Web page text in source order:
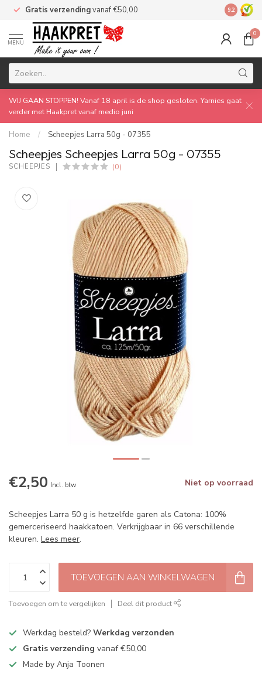
Gratis verzendingvanaf €50,00 Made by
9.2
MENU
0
WIJ GAAN STOPPEN! Vanaf 18 april is de shop gesloten. Yarnies gaat
verder met Haakpret vanaf medio juni
Home / Scheepjes Larra 50g - 07355
Scheepjes Scheepjes Larra 50g - 07355
SCHEEPJES (0)
€2,50 Incl. btw Niet op voorraad
Scheepjes Larra 50 g is hetzelfde garen als Catona: 100%
gemerceriseerd haakkatoen. Verkrijgbaar in 66 verschillende
kleuren. Lees meer.
TOEVOEGEN AAN WINKELWAGEN
Toevoegen om te vergelijken Deel dit product
Werkdag besteld? Werkdag verzonden
Gratis verzending vanaf €50,00
Made by Anja Toonen